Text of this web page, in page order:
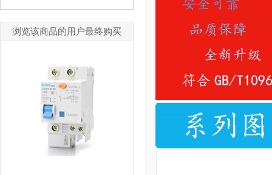
浏览该商品的用户最终购买